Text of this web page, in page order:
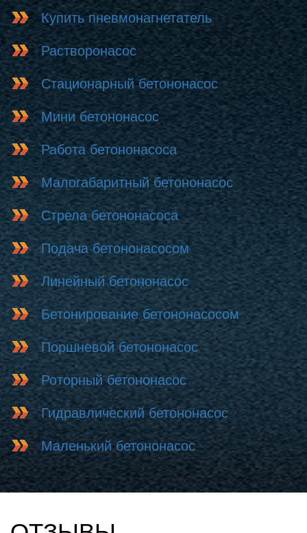
Купить пневмонагнетатель
Растворонасос
Стационарный бетононасос
Мини бетононасос
Работа бетононасоса
Малогабаритный бетононасос
Стрела бетононасоса
Подача бетононасосом
Линейный бетононасос
Бетонирование бетононасосом
Поршневой бетононасос
Роторный бетононасос
Гидравлический бетононасос
Маленький бетононасос